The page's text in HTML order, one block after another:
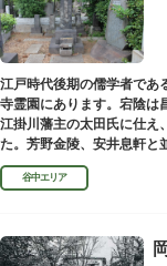
江戸時代後期の儒学者であ
寺霊園にあります。宕陰は
江掛川藩主の太田氏に仕え
た。芳野金陵、安井息軒と
授として多くの文人を育て
谷中エリア